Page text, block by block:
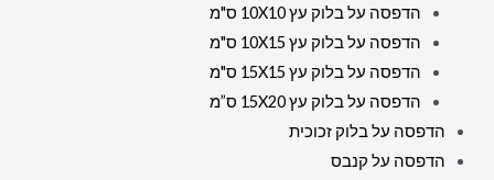
הדפסה על בלוק עץ 10X10 ס"מ
הדפסה על בלוק עץ 10X15 ס"מ
הדפסה על בלוק עץ 15X15 ס"מ
הדפסה על בלוק עץ 15X20 ס”מ
הדפסה על בלוק זכוכית
הדפסה על קנבס